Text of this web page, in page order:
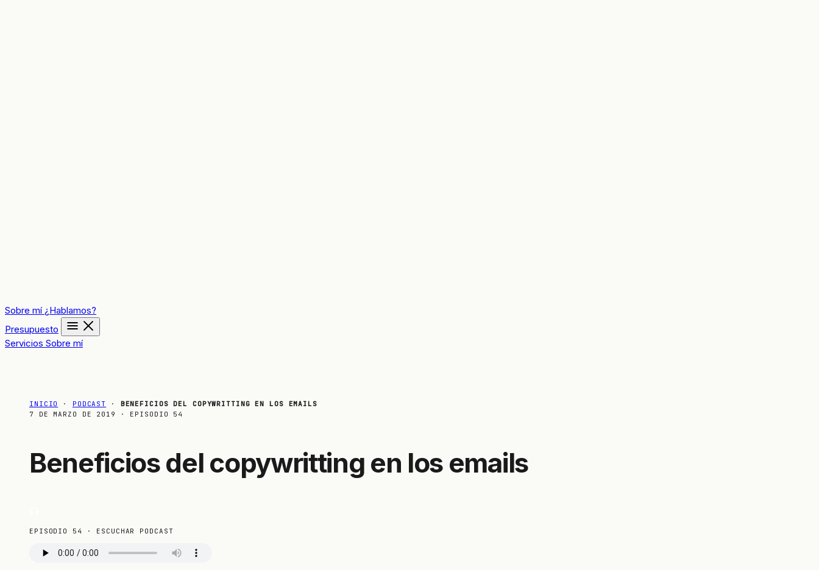
Sobre mí ¿Hablamos?
Presupuesto
Servicios Sobre mí
INICIO · PODCAST · BENEFICIOS DEL COPYWRITTING EN LOS EMAILS
7 DE MARZO DE 2019
· EPISODIO 54
Beneficios del copywritting en los emails
EPISODIO 54 · ESCUCHAR PODCAST